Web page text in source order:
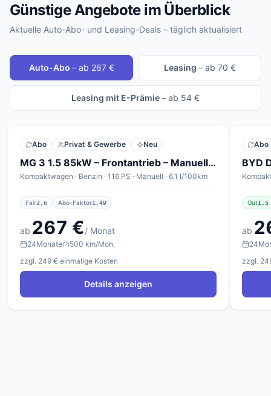
Günstige Angebote im Überblick
Aktuelle Auto-Abo- und Leasing-Deals – täglich aktualisiert
Auto-Abo – ab 267 € Leasing – ab 70 €
Leasing mit E-Prämie– ab 54 €
Abo Privat & Gewerbe Neu
MG 3 1.5 85kW – Frontantrieb – Manuell – ICE Standard
Kompaktwagen · Benzin · 116 PS · Manuell · 6,1 l/100km
Fair2,6 Abo-Faktor1,49
ab 267 €/ Monat
24Monate
500 km/Mon.
zzgl. 249 € einmalige Kosten
Details anzeigen
Abo
BYD
Gut1,5
ab
24
zzgl.